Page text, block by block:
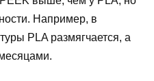
Например, в
PLA размягчается, а